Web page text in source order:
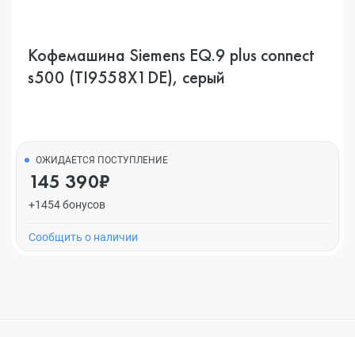
Кофемашина Siemens EQ.9 plus connect
s500 (TI9558X1DE), серый
ОЖИДАЕТСЯ ПОСТУПЛЕНИЕ
145 390₽
+1454 бонусов
Cообщить о наличии